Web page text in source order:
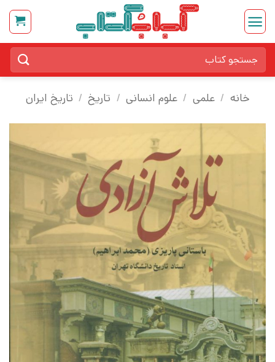
Skip
content
برای:
خانه / علمی / علوم انسانی / تاریخ / تاریخ ایران